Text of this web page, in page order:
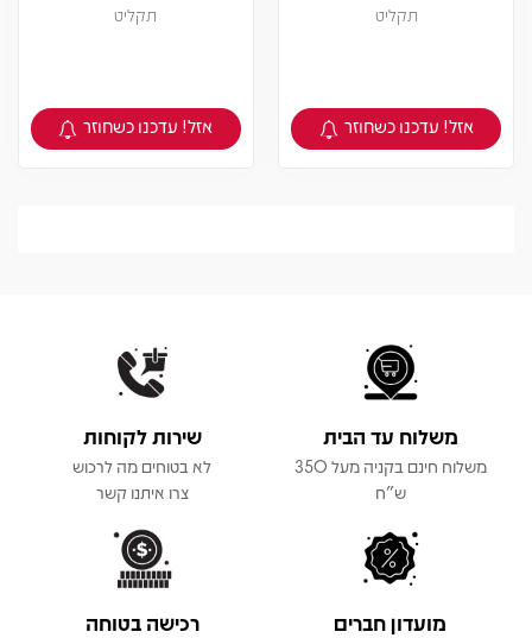
תקליט
צפיה במוצר
אזל! עדכנו כשחוזר
תקליט
צפיה במוצר
אזל! עדכנו כשחוזר
משלוח עד הבית
משלוח חינם בקניה מעל 350
ש"ח
שירות לקוחות
לא בטוחים מה לרכוש
צרו איתנו קשר
מועדון חברים רכישה בטוחה